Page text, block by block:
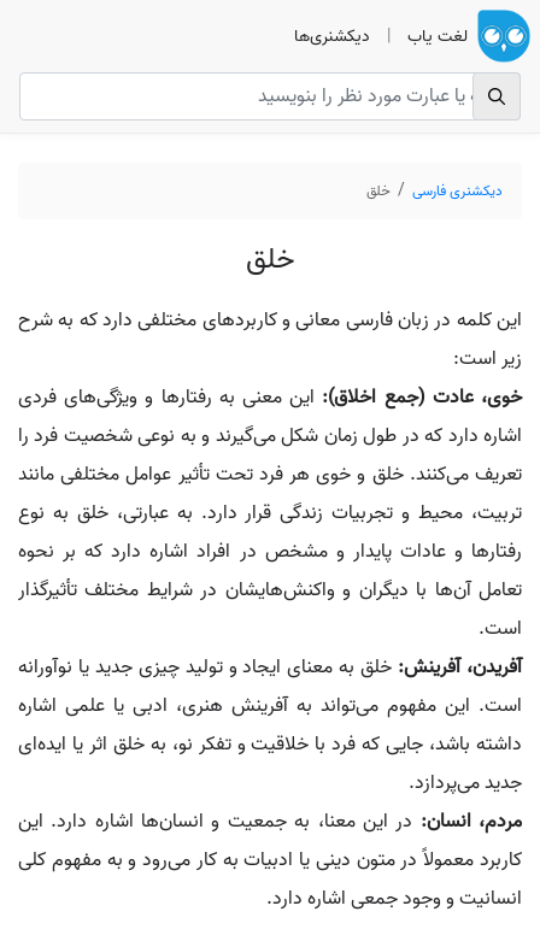
لغت یاب | دیکشنری‌ها
دیکشنری فارسی خلق
خلق
این کلمه در زبان فارسی معانی و کاربردهای مختلفی دارد که به شرح
زیر است:
خوی، عادت (جمع اخلاق): این معنی به رفتارها و ویژگی‌های فردی
اشاره دارد که در طول زمان شکل می‌گیرند و به نوعی شخصیت فرد را
تعریف می‌کنند. خلق و خوی هر فرد تحت تأثیر عوامل مختلفی مانند
تربیت، محیط و تجربیات زندگی قرار دارد. به عبارتی، خلق به نوع
رفتارها و عادات پایدار و مشخص در افراد اشاره دارد که بر نحوه
تعامل آن‌ها با دیگران و واکنش‌هایشان در شرایط مختلف تأثیرگذار
است.
آفریدن، آفرینش: خلق به معنای ایجاد و تولید چیزی جدید یا نوآورانه
است. این مفهوم می‌تواند به آفرینش هنری، ادبی یا علمی اشاره
داشته باشد، جایی که فرد با خلاقیت و تفکر نو، به خلق اثر یا ایده‌ای
جدید می‌پردازد.
مردم، انسان: در این معنا، به جمعیت و انسان‌ها اشاره دارد. این
کاربرد معمولاً در متون دینی یا ادبیات به کار می‌رود و به مفهوم کلی
انسانیت و وجود جمعی اشاره دارد.